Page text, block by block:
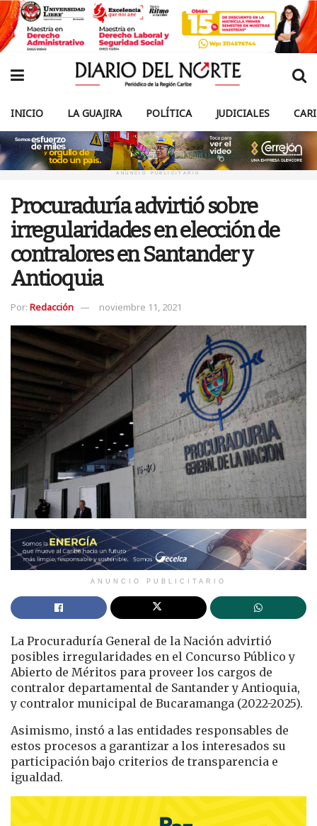
INICIO LA GUAJIRA POLÍTICA JUDICIALES
ANUNCIO PUBLICITARIO
Procuraduría advirtió sobre
irregularidades en elección de
contralores en Santander y
Antioquia
Por: Redacción noviembre 11, 2021
ANUNCIO PUBLICITARIO
La Procuraduría General de la Nación advirtió
posibles irregularidades en el Concurso Público y
Abierto de Méritos para proveer los cargos de
contralor departamental de Santander y Antioquia,
y contralor municipal de Bucaramanga (2022-2025).
Asimismo, instó a las entidades responsables de
estos procesos a garantizar a los interesados su
participación bajo criterios de transparencia e
igualdad.